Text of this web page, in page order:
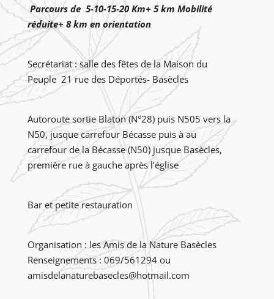
Parcours de 5-10-15-20 Km+ 5 km Mobilité
réduite+ 8 km en orientation
Secrétariat : salle des fêtes de la Maison du
Peuple 21 rue des Déportés- Basècles
Autoroute sortie Blaton (N°28) puis N505 vers la
N50, jusque carrefour Bécasse puis à au
carrefour de la Bécasse (N50) jusque Basècles,
première rue à gauche après l’église
Bar et petite restauration
Organisation : les Amis de la Nature Basècles
Renseignements : 069/561294 ou
amisdelanaturebasecles@hotmail.com